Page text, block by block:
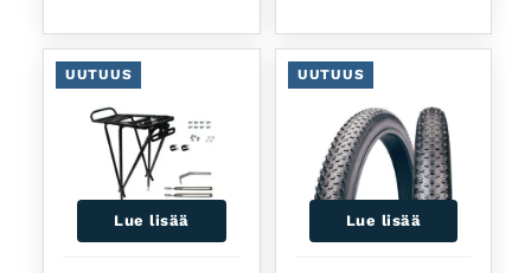
UUTUUS
Lue lisää
UUTUUS
Lue lisää